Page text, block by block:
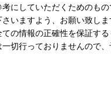
にしていただくためのも
いますよう、お願い致し
の情報の正確性を保証する
切行っておりませんので、